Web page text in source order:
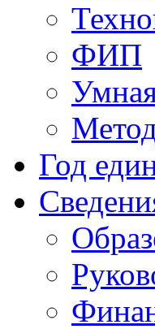
ФИП
Год